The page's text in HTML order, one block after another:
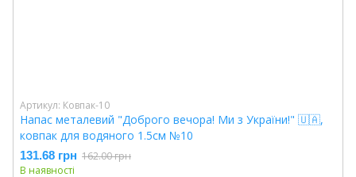
Артикул: Ковпак-10
Напас металевий "Доброго вечора! Ми з України!" 🇺🇦,
ковпак для водяного 1.5см №10
131.68 грн 162.00 грн
В наявності